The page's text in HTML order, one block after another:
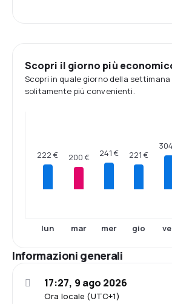
Scopri il giorno più
Scopri in quale giorno della settimana
solitamente più convenienti.
222 €
lun
200 €
mar
241 €
mer
221 €
gio
Informazioni generali
Ora locale (UTC+1)
17:27, 9 ago 2026